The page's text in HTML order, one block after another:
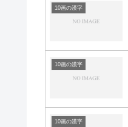
10画の漢字
10画の漢字
10画の漢字